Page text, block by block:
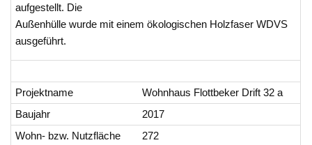
aufgestellt. Die
Außenhülle wurde mit einem ökologischen Holzfaser WDVS
ausgeführt.
Projektname
Wohnhaus Flottbeker Drift 32 a
Baujahr
2017
Wohn- bzw. Nutzfläche
272